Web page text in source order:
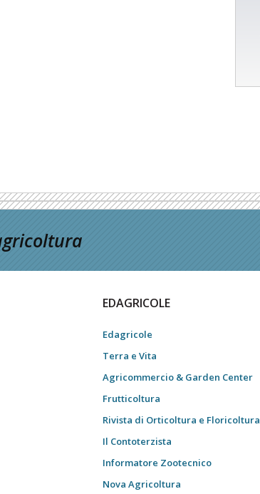
EDAGRICOLE
Edagricole
Terra e Vita
Agricommercio & Garden Center
Frutticoltura
Rivista di Orticoltura e Floricoltura
Il Contoterzista
Informatore Zootecnico
Nova Agricoltura